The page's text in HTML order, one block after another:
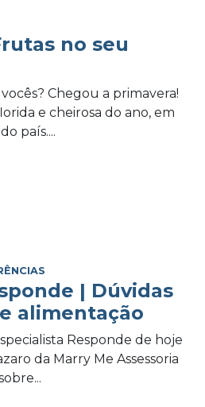
no seu
Chegou a primavera!
e cheirosa do ano, em
país....
| Dúvidas
alimentação
Responde de hoje
da Marry Me Assessoria